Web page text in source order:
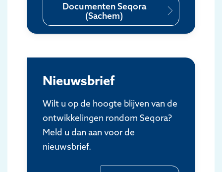
Documenten Seqora
(Sachem)
Nieuwsbrief
Wilt u op de hoogte blijven van de
ontwikkelingen rondom Seqora?
Meld u dan aan voor de
nieuwsbrief.